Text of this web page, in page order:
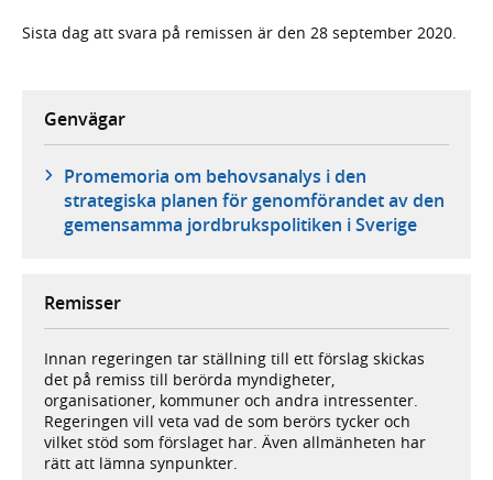
Sista dag att svara på remissen är den 28 september 2020.
Genvägar
Promemoria om behovsanalys i den
strategiska planen för genomförandet av den
gemensamma jordbrukspolitiken i Sverige
Remisser
Innan regeringen tar ställning till ett förslag skickas
det på remiss till berörda myndigheter,
organisationer, kommuner och andra intressenter.
Regeringen vill veta vad de som berörs tycker och
vilket stöd som förslaget har. Även allmänheten har
rätt att lämna synpunkter.